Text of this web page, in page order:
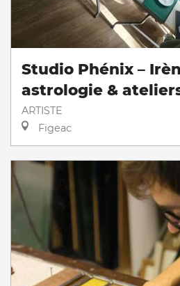
Studio Phénix –
astrologie &
ARTISTE
Figeac